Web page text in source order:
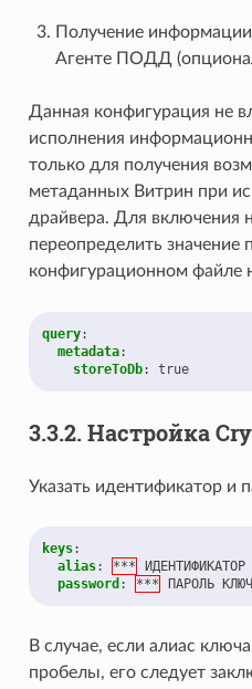
Получение
Агенте ПОДД
Данная конфигурация не
исполнения
только для получения
метаданных Витрин при
драйвера. Для включения
переопределить значение
конфигурационном файле
query:
metadata:
storeToDb: true
3.3.2. Настройка
Указать идентификатор и
keys:
alias: ***
password : *** ПАРОЛЬ
В случае, если алиас
пробелы, его следует